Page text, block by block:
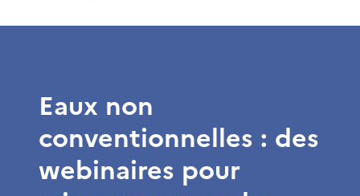
Eaux non
conventionnelles : des
webinaires pour